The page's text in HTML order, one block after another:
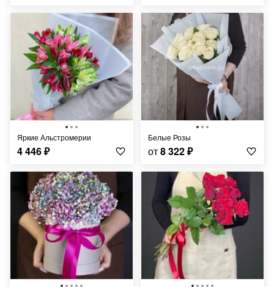
Яркие Альстромерии
4 446₽
Белые Розы
от8 322₽